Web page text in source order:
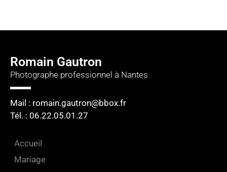
Romain Gautron
Photographe professionnel à Nantes
Mail : romain.gautron@bbox.fr
Tél. : 06.22.05.01.27​
Accueil
Mariage